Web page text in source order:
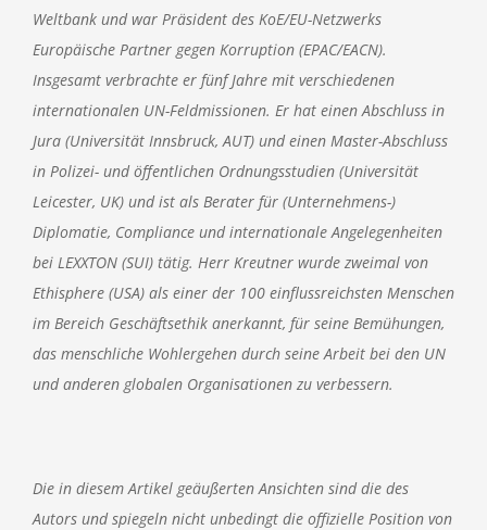
Weltbank und war Präsident des KoE/EU-Netzwerks
Europäische Partner gegen Korruption (EPAC/EACN).
Insgesamt verbrachte er fünf Jahre mit verschiedenen
internationalen UN-Feldmissionen. Er hat einen Abschluss in
Jura (Universität Innsbruck, AUT) und einen Master-Abschluss
in Polizei- und öffentlichen Ordnungsstudien (Universität
Leicester, UK) und ist als Berater für (Unternehmens-)
Diplomatie, Compliance und internationale Angelegenheiten
bei LEXXTON (SUI) tätig. Herr Kreutner wurde zweimal von
Ethisphere (USA) als einer der 100 einflussreichsten Menschen
im Bereich Geschäftsethik anerkannt, für seine Bemühungen,
das menschliche Wohlergehen durch seine Arbeit bei den UN
und anderen globalen Organisationen zu verbessern.
Die in diesem Artikel geäußerten Ansichten sind die des
Autors und spiegeln nicht unbedingt die offizielle Position von